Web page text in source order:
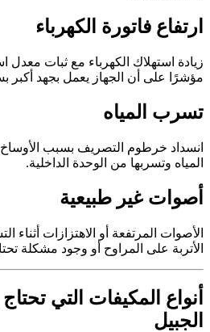
ارتفاع فاتورة الكهرباء
زيادة استهلاك الكهرباء مع ثبات
مؤشرًا على أن الجهاز يعمل بجهد أكبر
تسرب المياه
انسداد خرطوم التصريف بسبب الأوساخ
المياه وتسربها من الوحدة الداخلية.
أصوات غير طبيعية
الأصوات المرتفعة أو الاهتزازات أثناء
الأتربة على المراوح أو وجود مشكلة
أنواع المكيفات التي
الجبيل